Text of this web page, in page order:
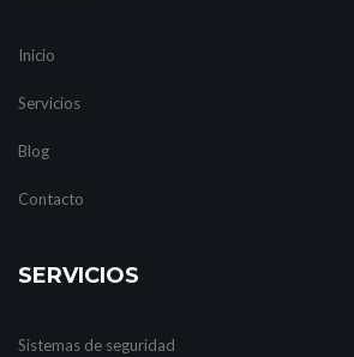
Inicio
Servicios
Blog
Contacto
SERVICIOS
Sistemas de seguridad